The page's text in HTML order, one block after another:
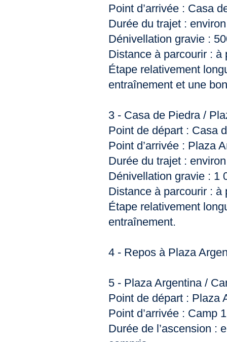
Point d’arrivée : Casa
Durée du trajet :
Dénivellation gravie :
Distance à parcourir : à
Étape relativement
entraînement et une
3 - Casa de Piedra /
Point de départ : Casa
Point d’arrivée : Plaza
Durée du trajet :
Dénivellation gravie : 1
Distance à parcourir : à
Étape relativement
entraînement.
4 - Repos à Plaza
5 - Plaza Argentina /
Point de départ : Plaza
Point d’arrivée : Camp
Durée de l’ascension :